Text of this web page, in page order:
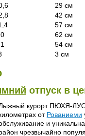
29 см
42 см
57 см
62 см
54 см
3 см
отпуск в
курорт ПЮХЯ-
от Рованиеми
и
чрезвычайно